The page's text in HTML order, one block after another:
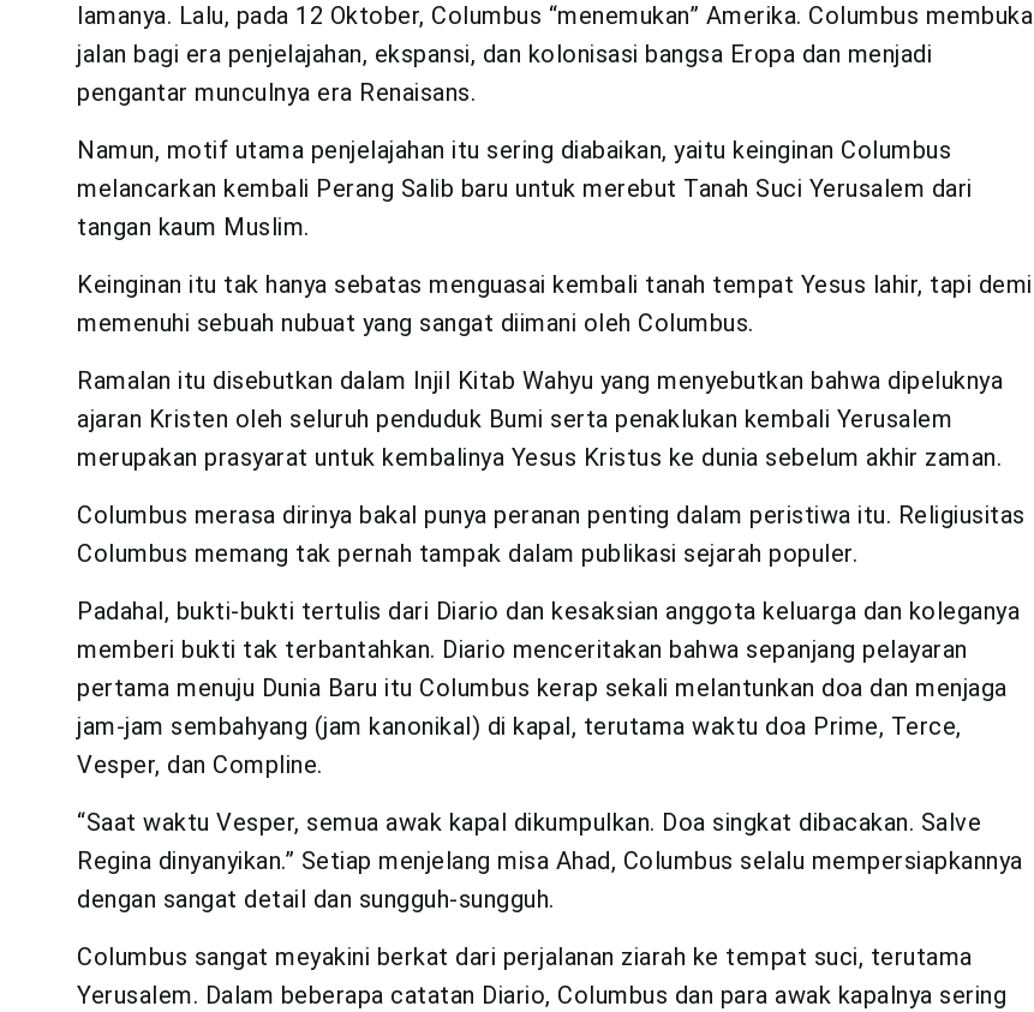
lamanya. Lalu, pada 12 Oktober, Columbus “menemukan” Amerika. Columbus membuka
jalan bagi era penjelajahan, ekspansi, dan kolonisasi bangsa Eropa dan menjadi
pengantar munculnya era Renaisans.
Namun, motif utama penjelajahan itu sering diabaikan, yaitu keinginan Columbus
melancarkan kembali Perang Salib baru untuk merebut Tanah Suci Yerusalem dari
tangan kaum Muslim.
Keinginan itu tak hanya sebatas menguasai kembali tanah tempat Yesus lahir, tapi demi
memenuhi sebuah nubuat yang sangat diimani oleh Columbus.
Ramalan itu disebutkan dalam Injil Kitab Wahyu yang menyebutkan bahwa dipeluknya
ajaran Kristen oleh seluruh penduduk Bumi serta penaklukan kembali Yerusalem
merupakan prasyarat untuk kembalinya Yesus Kristus ke dunia sebelum akhir zaman.
Columbus merasa dirinya bakal punya peranan penting dalam peristiwa itu. Religiusitas
Columbus memang tak pernah tampak dalam publikasi sejarah populer.
Padahal, bukti-bukti tertulis dari Diario dan kesaksian anggota keluarga dan koleganya
memberi bukti tak terbantahkan. Diario menceritakan bahwa sepanjang pelayaran
pertama menuju Dunia Baru itu Columbus kerap sekali melantunkan doa dan menjaga
jam-jam sembahyang (jam kanonikal) di kapal, terutama waktu doa Prime, Terce,
Vesper, dan Compline.
“Saat waktu Vesper, semua awak kapal dikumpulkan. Doa singkat dibacakan. Salve
Regina dinyanyikan.” Setiap menjelang misa Ahad, Columbus selalu mempersiapkannya
dengan sangat detail dan sungguh-sungguh.
Columbus sangat meyakini berkat dari perjalanan ziarah ke tempat suci, terutama
Yerusalem. Dalam beberapa catatan Diario, Columbus dan para awak kapalnya sering